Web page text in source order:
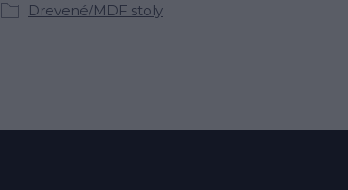
Drevené/MDF stoly